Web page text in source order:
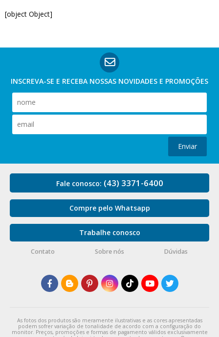
[object Object]
INSCREVA-SE E RECEBA NOSSAS NOVIDADES E PROMOÇÕES
Enviar
Fale conosco: (43) 3371-6400
Compre pelo Whatsapp
Trabalhe conosco
Contato Sobre nós Dúvidas
As fotos dos produtos são meramente ilustrativas e as cores apresentadas
podem sofrer variação de tonalidade de acordo com a configuração do
monitor. Preços, promoções e formas de pagamento válidos exclusivamente